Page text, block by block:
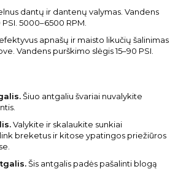
dantų ir dantenų valymas. Vandens
5000–6500 RPM.
apnašų ir maisto likučių šalinimas
Vandens purškimo slėgis 15–90 PSI.
Šiuo antgaliu švariai nuvalykite
Valykite ir skalaukite sunkiai
breketus ir kitose ypatingos priežiūros
Šis antgalis padės pašalinti blogą